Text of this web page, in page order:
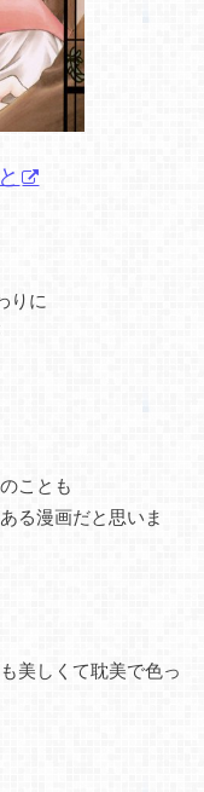
りに
ことも
る漫画だと思いま
美しくて耽美で色っ